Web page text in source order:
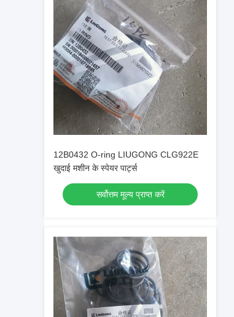
12B0432 O-ring LIUGONG CLG922E
खुदाई मशीन के स्पेयर पार्ट्स
सर्वोत्तम मूल्य प्राप्त करें